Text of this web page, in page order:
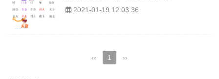
2021-01-19 12:03:36
‹‹ 1 ››